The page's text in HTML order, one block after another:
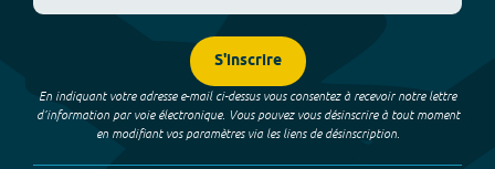
S'inscrire
En indiquant votre adresse e-mail ci-dessus vous consentez à recevoir notre lettre
d’information par voie électronique. Vous pouvez vous désinscrire à tout moment
en modifiant vos paramètres via les liens de désinscription.